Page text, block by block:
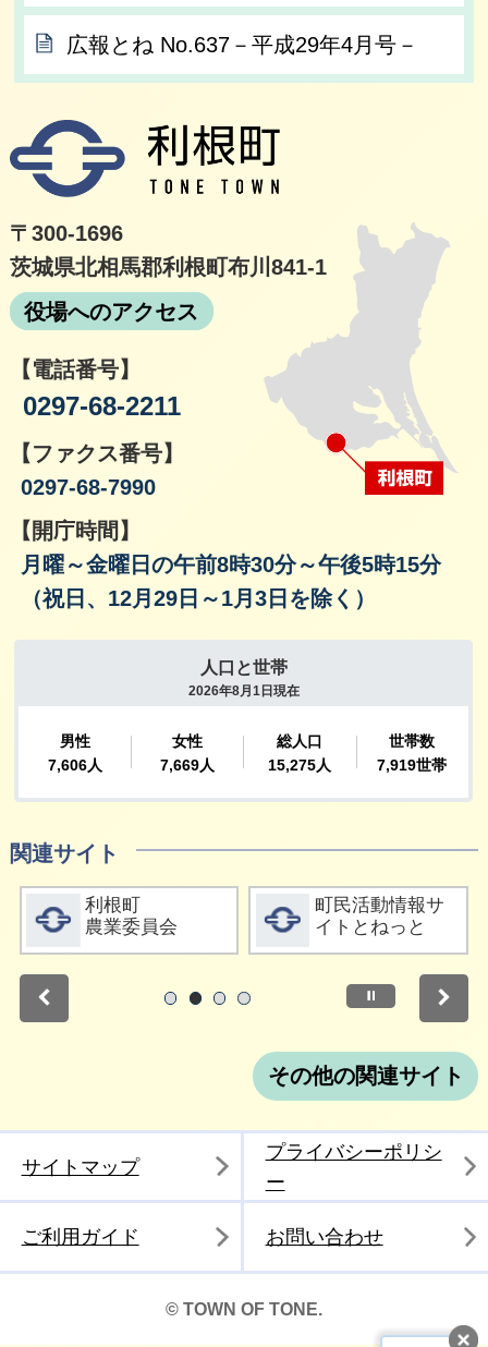
広報とね No.637－平成29年4月号－
〒300-1696
茨城県北相馬郡利根町布川841-1
役場へのアクセス
【電話番号】
0297-68-2211
【ファクス番号】
0297-68-7990
【開庁時間】
月曜～金曜日の午前8時30分～午後5時15分
（祝日、12月29日～1月3日を除く）
関連サイト
詳細をみる
利根町
農業委員会
詳細をみる
町民活動情報サ
イトとねっと
停止
その他の関連サイト
サイトマップ
プライバシーポリシ
ー
ご利用ガイド お問い合わせ
© TOWN OF TONE.